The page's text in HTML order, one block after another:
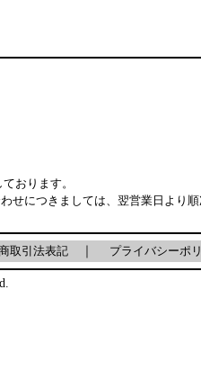
おります。
につきましては、翌営業日より順
取引法表記｜ プライバシーポ